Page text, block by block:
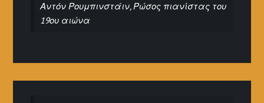
Αντόν Ρουμπινστάιν, Ρώσος πιανίστας του
19ου αιώνα